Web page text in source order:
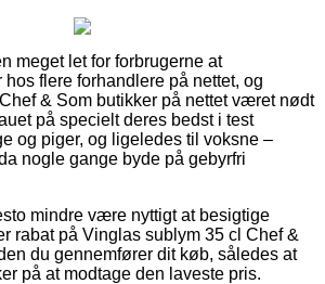
meget let for forbrugerne at
flere forhandlere på nettet, og
& Som butikker på nettet været nødt
på specielt deres bedst i test
og piger, og ligeledes til voksne –
nogle gange byde på gebyrfri
mindre være nyttigt at besigtige
rabat på Vinglas sublym 35 cl Chef &
du gennemfører dit køb, således at
på at modtage den laveste pris.